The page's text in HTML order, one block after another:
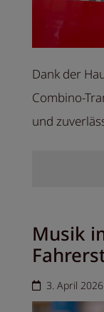
Dank der
Combino-
und
Musik
3. April 2026